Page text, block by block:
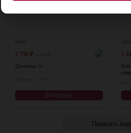
2 790 ₽
Джемесон 1л
В корзину
1
Ной
Показать еще